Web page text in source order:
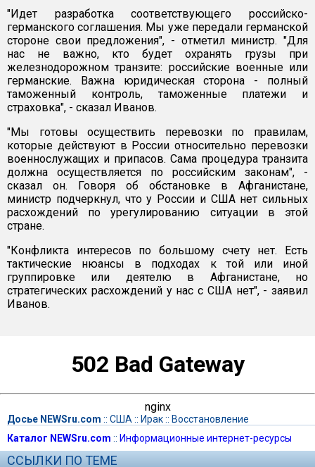
"Идет разработка соответствующего российско-
германского соглашения. Мы уже передали германской
стороне свои предложения", - отметил министр. "Для
нас не важно, кто будет охранять грузы при
железнодорожном транзите: российские военные или
германские. Важна юридическая сторона - полный
таможенный контроль, таможенные платежи и
страховка", - сказал Иванов.
"Мы готовы осуществить перевозки по правилам,
которые действуют в России относительно перевозки
военнослужащих и припасов. Сама процедура транзита
должна осуществляется по российским законам", -
сказал он. Говоря об обстановке в Афганистане,
министр подчеркнул, что у России и США нет сильных
расхождений по урегулированию ситуации в этой
стране.
"Конфликта интересов по большому счету нет. Есть
тактические нюансы в подходах к той или иной
группировке или деятелю в Афганистане, но
стратегических расхождений у нас с США нет", - заявил
Иванов.
502 Bad Gateway
nginx
Досье NEWSru.com :: США :: Ирак:: Восстановление
Каталог NEWSru.com :: Информационные интернет-ресурсы
ССЫЛКИ ПО ТЕМЕ